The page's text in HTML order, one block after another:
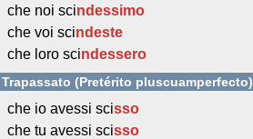
che noi scindessimo
che voi scindeste
che loro scindessero
Trapassato (Pretérito pluscuamperfecto)
che io avessi scisso
che tu avessi scisso